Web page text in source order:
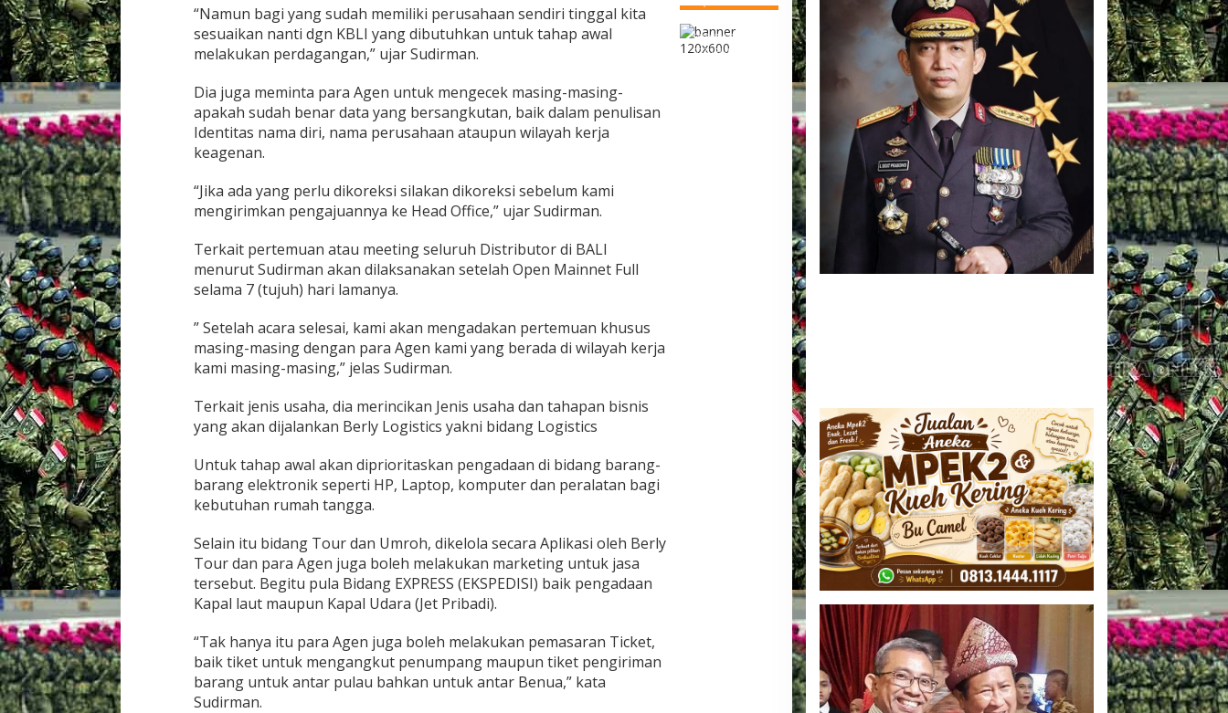
D
i
m
i
t
a
S
i
k
a
a
t
a
“Namun bagi yang sudah memiliki perusahaan sendiri tinggal kita
sesuaikan nanti dgn KBLI yang dibutuhkan untuk tahap awal
melakukan perdagangan,” ujar Sudirman.
Dia juga meminta para Agen untuk mengecek masing-masing-
apakah sudah benar data yang bersangkutan, baik dalam penulisan
Identitas nama diri, nama perusahaan ataupun wilayah kerja
keagenan.
“Jika ada yang perlu dikoreksi silakan dikoreksi sebelum kami
mengirimkan pengajuannya ke Head Office,” ujar Sudirman.
Terkait pertemuan atau meeting seluruh Distributor di BALI
menurut Sudirman akan dilaksanakan setelah Open Mainnet Full
selama 7 (tujuh) hari lamanya.
” Setelah acara selesai, kami akan mengadakan pertemuan khusus
masing-masing dengan para Agen kami yang berada di wilayah kerja
kami masing-masing,” jelas Sudirman.
Terkait jenis usaha, dia merincikan Jenis usaha dan tahapan bisnis
yang akan dijalankan Berly Logistics yakni bidang Logistics
Untuk tahap awal akan diprioritaskan pengadaan di bidang barang-
barang elektronik seperti HP, Laptop, komputer dan peralatan bagi
kebutuhan rumah tangga.
Selain itu bidang Tour dan Umroh, dikelola secara Aplikasi oleh Berly
Tour dan para Agen juga boleh melakukan marketing untuk jasa
tersebut. Begitu pula Bidang EXPRESS (EKSPEDISI) baik pengadaan
Kapal laut maupun Kapal Udara (Jet Pribadi).
“Tak hanya itu para Agen juga boleh melakukan pemasaran Ticket,
baik tiket untuk mengangkut penumpang maupun tiket pengiriman
barang untuk antar pulau bahkan untuk antar Benua,” kata
Sudirman.
content/uploads/2
023/12/VID-